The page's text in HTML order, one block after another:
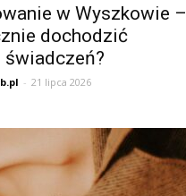
w Wyszkowie –
dochodzić
świadczeń?
- 21 lipca 2026